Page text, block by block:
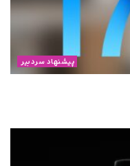
پیشنهاد سردبیر